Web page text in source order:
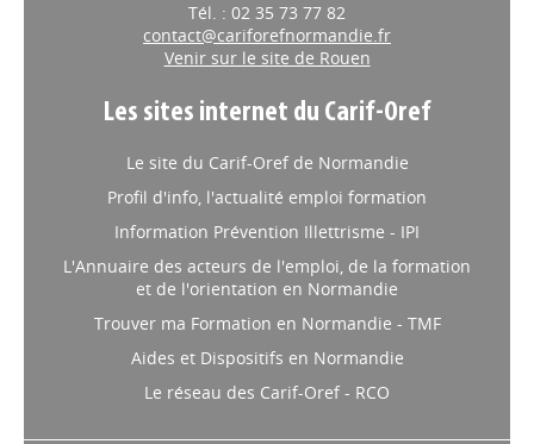
Tél. : 02 35 73 77 82
contact@cariforefnormandie.fr
Venir sur le site de Rouen
Les sites internet du Carif-Oref
Le site du Carif-Oref de Normandie
Profil d'info, l'actualité emploi formation
Information Prévention Illettrisme - IPI
L'Annuaire des acteurs de l'emploi, de la formation
et de l'orientation en Normandie
Trouver ma Formation en Normandie - TMF
Aides et Dispositifs en Normandie
Le réseau des Carif-Oref - RCO